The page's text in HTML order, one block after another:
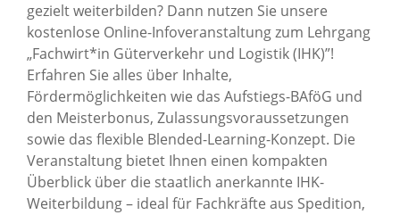
gezielt weiterbilden? Dann nutzen Sie unsere
kostenlose Online-Infoveranstaltung zum Lehrgang
„Fachwirt*in Güterverkehr und Logistik (IHK)”!
Erfahren Sie alles über Inhalte,
Fördermöglichkeiten wie das Aufstiegs-BAföG und
den Meisterbonus, Zulassungsvoraussetzungen
sowie das flexible Blended-Learning-Konzept. Die
Veranstaltung bietet Ihnen einen kompakten
Überblick über die staatlich anerkannte IHK-
Weiterbildung – ideal für Fachkräfte aus Spedition,